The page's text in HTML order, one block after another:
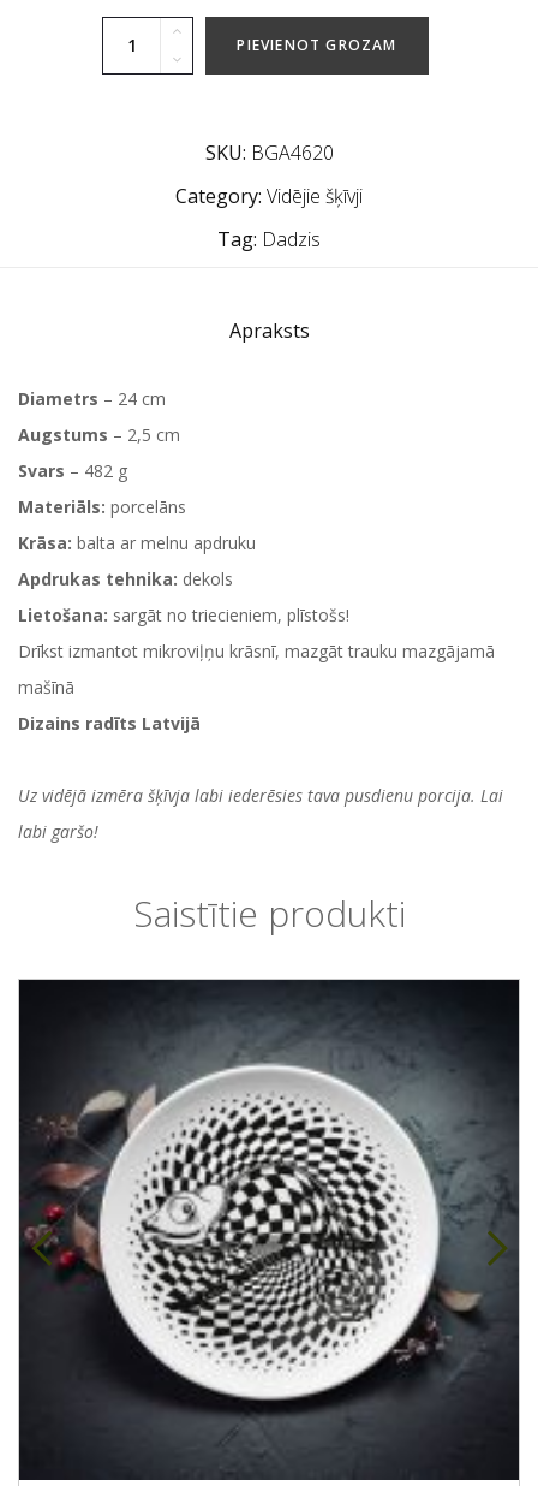
PIEVIENOT GROZAM
SKU: BGA4620
Category: Vidējie šķīvji
Tag: Dadzis
Apraksts
Diametrs – 24 cm
Augstums – 2,5 cm
Svars – 482 g
Materiāls: porcelāns
Krāsa: balta ar melnu apdruku
Apdrukas tehnika: dekols
Lietošana: sargāt no triecieniem, plīstošs!
Drīkst izmantot mikroviļņu krāsnī, mazgāt trauku mazgājamā
mašīnā
Dizains radīts Latvijā
Uz vidējā izmēra šķīvja labi iederēsies tava pusdienu porcija. Lai
labi garšo!
Saistītie produkti